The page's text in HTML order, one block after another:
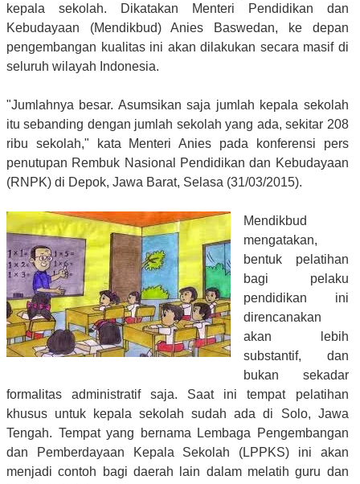
kepala sekolah. Dikatakan Menteri Pendidikan dan
Kebudayaan (Mendikbud) Anies Baswedan, ke depan
pengembangan kualitas ini akan dilakukan secara masif di
seluruh wilayah Indonesia.
"Jumlahnya besar. Asumsikan saja jumlah kepala sekolah
itu sebanding dengan jumlah sekolah yang ada, sekitar 208
ribu sekolah," kata Menteri Anies pada konferensi pers
penutupan Rembuk Nasional Pendidikan dan Kebudayaan
(RNPK) di Depok, Jawa Barat, Selasa (31/03/2015).
Mendikbud
mengatakan,
bentuk pelatihan
bagi pelaku
pendidikan ini
direncanakan
akan lebih
substantif, dan
bukan sekadar
formalitas administratif saja. Saat ini tempat pelatihan
khusus untuk kepala sekolah sudah ada di Solo, Jawa
Tengah. Tempat yang bernama Lembaga Pengembangan
dan Pemberdayaan Kepala Sekolah (LPPKS) ini akan
menjadi contoh bagi daerah lain dalam melatih guru dan